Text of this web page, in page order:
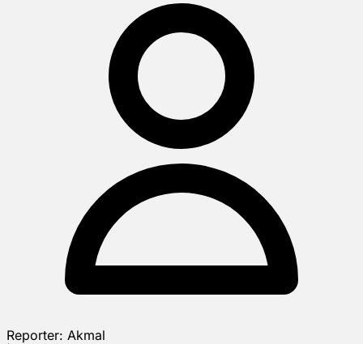
Reporter: Akmal